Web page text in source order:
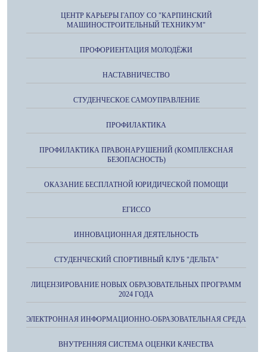
ЦЕНТР КАРЬЕРЫ ГАПОУ СО "КАРПИНСКИЙ
МАШИНОСТРОИТЕЛЬНЫЙ ТЕХНИКУМ"
ПРОФОРИЕНТАЦИЯ МОЛОДЁЖИ
НАСТАВНИЧЕСТВО
СТУДЕНЧЕСКОЕ САМОУПРАВЛЕНИЕ
ПРОФИЛАКТИКА
ПРОФИЛАКТИКА ПРАВОНАРУШЕНИЙ (КОМПЛЕКСНАЯ
БЕЗОПАСНОСТЬ)
ОКАЗАНИЕ БЕСПЛАТНОЙ ЮРИДИЧЕСКОЙ ПОМОЩИ
ЕГИССО
ИННОВАЦИОННАЯ ДЕЯТЕЛЬНОСТЬ
СТУДЕНЧЕСКИЙ СПОРТИВНЫЙ КЛУБ "ДЕЛЬТА"
ЛИЦЕНЗИРОВАНИЕ НОВЫХ ОБРАЗОВАТЕЛЬНЫХ ПРОГРАММ
2024 ГОДА
ЭЛЕКТРОННАЯ ИНФОРМАЦИОННО-ОБРАЗОВАТЕЛЬНАЯ СРЕДА
ВНУТРЕННЯЯ СИСТЕМА ОЦЕНКИ КАЧЕСТВА